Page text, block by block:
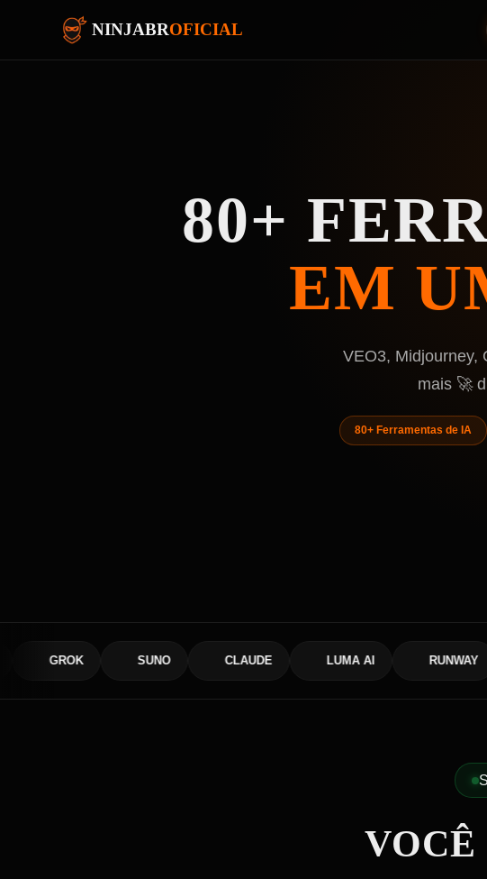
NINJABROFICIAL
80+
EM
VEO3, Midjourney,
mais 🚀
80+ Ferramentas de IA
SUNO CLAUDE LUMA AI
VOCÊ